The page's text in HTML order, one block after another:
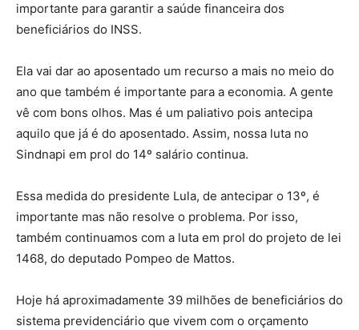
importante para garantir a saúde financeira dos
beneficiários do INSS.
Ela vai dar ao aposentado um recurso a mais no meio do
ano que também é importante para a economia. A gente
vê com bons olhos. Mas é um paliativo pois antecipa
aquilo que já é do aposentado. Assim, nossa luta no
Sindnapi em prol do 14º salário continua.
Essa medida do presidente Lula, de antecipar o 13º, é
importante mas não resolve o problema. Por isso,
também continuamos com a luta em prol do projeto de lei
1468, do deputado Pompeo de Mattos.
Hoje há aproximadamente 39 milhões de beneficiários do
sistema previdenciário que vivem com o orçamento